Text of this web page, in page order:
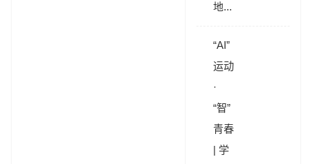
地...
“AI”
运动
·
“智”
青春
| 学